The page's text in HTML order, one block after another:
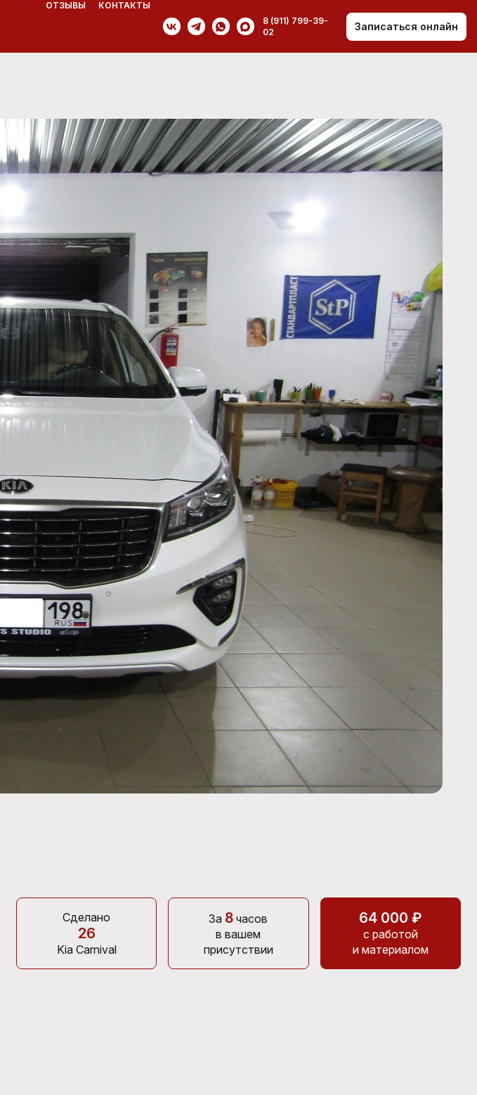
ОТЗЫВЫ
КОНТАКТЫ
8 (911) 799-39-
02
Записаться онлайн
Сделано
26
Kia Carnival
За 8 часов
в вашем
присутствии
64 000 ₽
с работой
и материалом